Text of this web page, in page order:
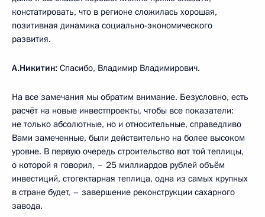
констатировать, что в регионе сложилась хорошая,
позитивная динамика социально-экономического
развития.
А.Никитин: Спасибо, Владимир Владимирович.
На все замечания мы обратим внимание. Безусловно, есть
расчёт на новые инвестпроекты, чтобы все показатели:
не только абсолютные, но и относительные, справедливо
Вами замеченные, были действительно на более высоком
уровне. В первую очередь строительство вот той теплицы,
о которой я говорил, – 25 миллиардов рублей объём
инвестиций, стогектарная теплица, одна из самых крупных
в стране будет, – завершение реконструкции сахарного
завода.